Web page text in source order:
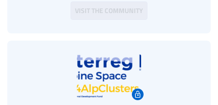
VISIT THE COMMUNITY